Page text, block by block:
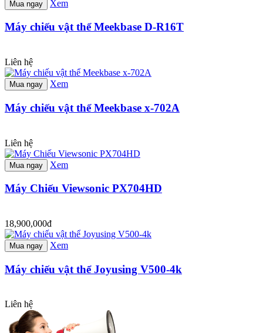
Mua ngay Xem
Máy chiếu vật thể Meekbase D-R16T
Liên hệ
Mua ngay Xem
Máy chiếu vật thể Meekbase x-702A
Liên hệ
Mua ngay Xem
Máy Chiếu Viewsonic PX704HD
18,900,000đ
Mua ngay Xem
Máy chiếu vật thể Joyusing V500-4k
Liên hệ